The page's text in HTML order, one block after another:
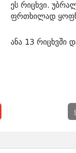
ეს რიცხვი.
ფრთხილად
ანა 13 რიცხვში